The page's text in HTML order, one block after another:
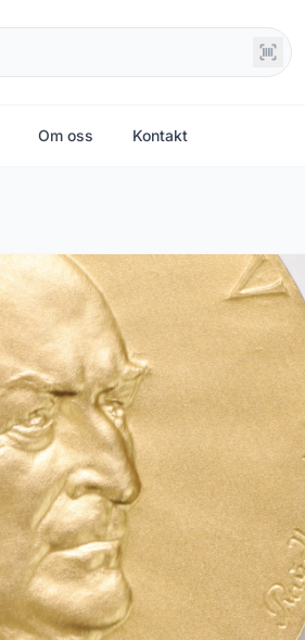
Om oss Kontakt